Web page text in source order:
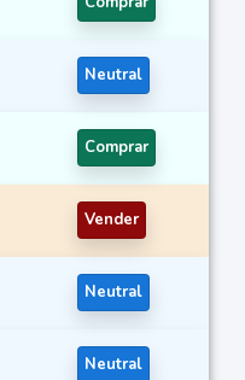
Neutral
Comprar
Vender
Neutral
Neutral